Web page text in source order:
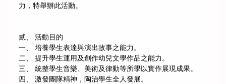
力，特舉辦此活動。
貳、 活動目的
一、 培養學生表達與演出故事之能力。
二、 提升學生運用及創作幼兒文學作品之能力。
三、 統整學生音樂、美術及律動等所學以實作展現成果。
四、 激發團隊精神，陶治學生全人發展。